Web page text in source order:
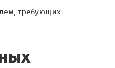
требующих